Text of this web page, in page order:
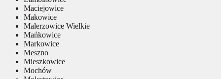
Maciejowice
Makowice
Malerzowice Wielkie
Mańkowice
Markowice
Meszno
Mieszkowice
Mochów